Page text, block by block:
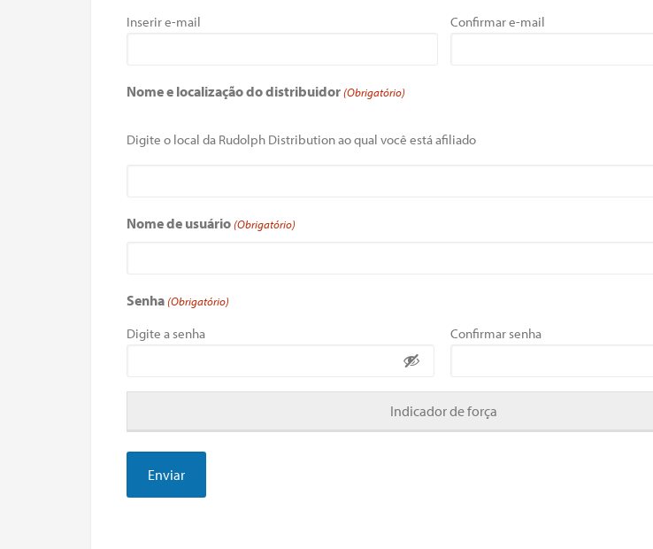
Inserir e-mail Confirmar e-mail
Nome e localização do distribuidor (Obrigatório)
Digite o local da Rudolph Distribution ao qual você está afiliado
Nome de usuário (Obrigatório)
Senha (Obrigatório)
Digite a senha Confirmar senha
Indicador de força